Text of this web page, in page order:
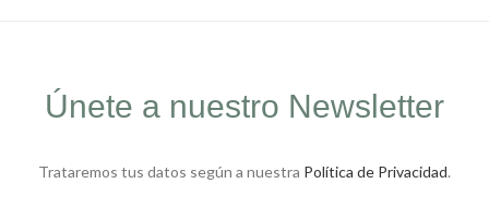
Únete a nuestro Newsletter
Trataremos tus datos según a nuestra Política de Privacidad.